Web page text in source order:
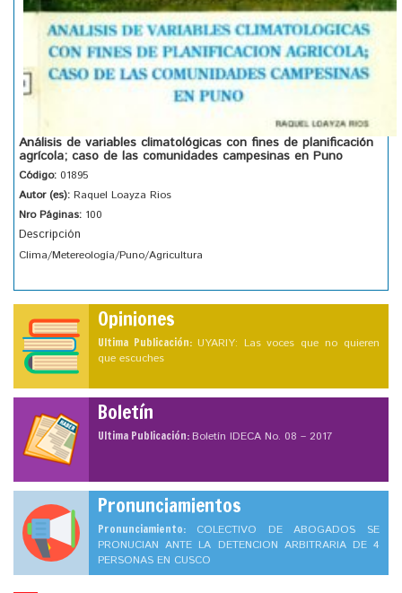
Análisis de variables climatológicas con fines de planificación
agrícola; caso de las comunidades campesinas en Puno
Código: 01895
Autor (es): Raquel Loayza Rios
Nro Páginas: 100
Descripción
Clima/Metereología/Puno/Agricultura
Opiniones
Ultima Publicación: UYARIY: Las voces que no quieren
que escuches
Boletín
Ultima Publicación:Boletín IDECA No. 08 – 2017
Pronunciamientos
Pronunciamiento: COLECTIVO DE ABOGADOS SE
PRONUCIAN ANTE LA DETENCION ARBITRARIA DE 4
PERSONAS EN CUSCO